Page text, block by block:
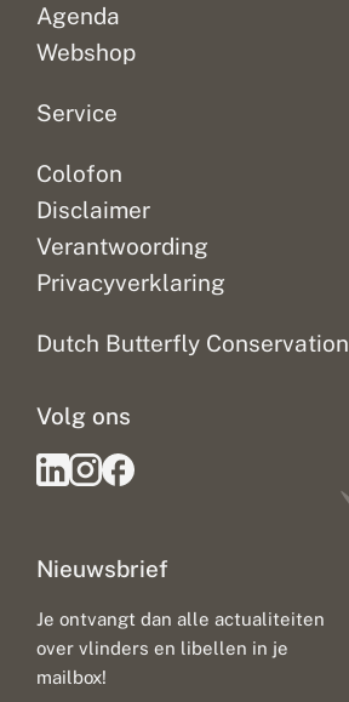
Agenda
Webshop
Service
Colofon
Disclaimer
Verantwoording
Privacyverklaring
Dutch Butterfly Conservation
Nieuwsbrief
Je ontvangt dan alle actualiteiten
over vlinders en libellen in je
mailbox!
Volg ons